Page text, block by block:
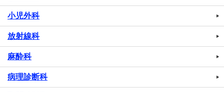
小児外科
放射線科
麻酔科
病理診断科